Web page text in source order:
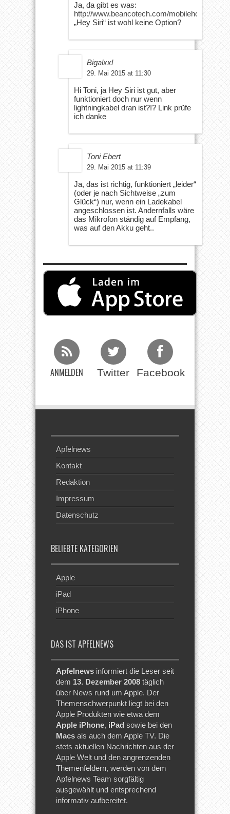
Ja, da gibt es was:
http://www.beancotech.com/mobilehome/
„Hey Siri“ ist wohl keine Option?
Bigalxxl
29. Mai 2015 at 11:30
Hi Toni, ja Hey Siri ist gut, aber
funktioniert doch nur wenn
lightningkabel dran ist?!? Link prüfe
ich danke
Toni Ebert
29. Mai 2015 at 11:39
Ja, das ist richtig, funktioniert „leider“
(oder je nach Sichtweise „zum
Glück“) nur, wenn ein Ladekabel
angeschlossen ist. Andernfalls wäre
das Mikrofon ständig auf Empfang,
was auf den Akku geht..
ANMELDEN Twitter Facebook
Apfelnews
Kontakt
Redaktion
Impressum
Datenschutz
BELIEBTE KATEGORIEN
Apple
iPad
iPhone
DAS IST APFELNEWS
Apfelnews informiert die Leser seit
dem 13. Dezember 2008 täglich
über News rund um Apple. Der
Themenschwerpunkt liegt bei den
Apple Produkten wie etwa dem
Apple iPhone, iPad sowie bei den
Macs als auch dem Apple TV. Die
stets aktuellen Nachrichten aus der
Apple Welt und den angrenzenden
Themenfeldern, werden von dem
Apfelnews Team sorgfältig
ausgewählt und entsprechend
informativ aufbereitet.